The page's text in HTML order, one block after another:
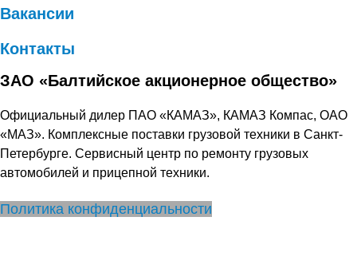
Вакансии
Контакты
ЗАО «Балтийское акционерное общество»
Официальный дилер ПАО «КАМАЗ», КАМАЗ Компас, ОАО
«МАЗ». Комплексные поставки грузовой техники в Санкт-
Петербурге. Сервисный центр по ремонту грузовых
автомобилей и прицепной техники.
Политика конфиденциальности